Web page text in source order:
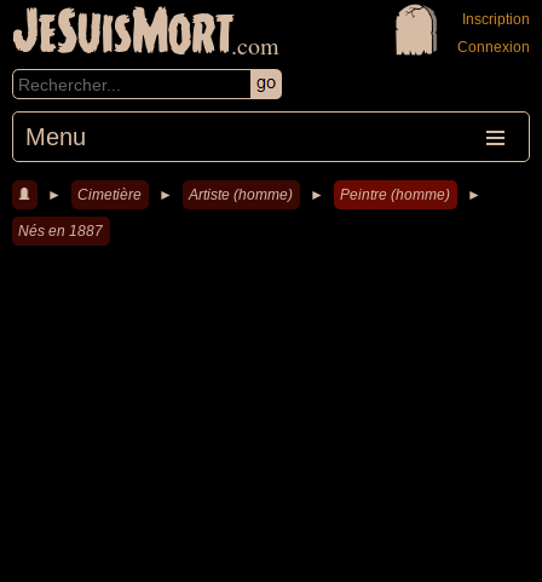
JeSuisMort.com
Menu
Inscription
Connexion
► Cimetière ► Artiste (homme) ► Peintre (homme) ►
Nés en 1887